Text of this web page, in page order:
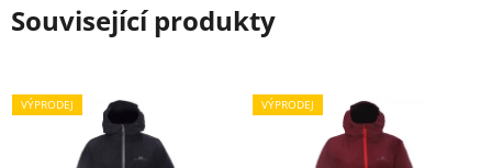
Související produkty
VÝPRODEJ VÝPRODEJ